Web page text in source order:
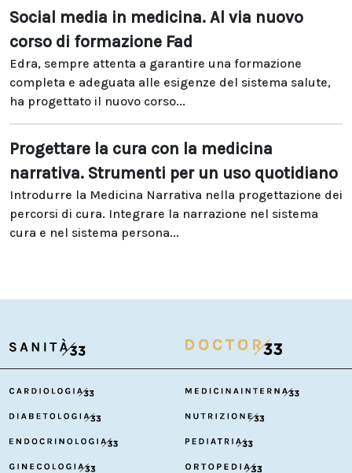
Social media in medicina. Al via nuovo
corso di formazione Fad
Edra, sempre attenta a garantire una formazione
completa e adeguata alle esigenze del sistema salute,
ha progettato il nuovo corso...
Progettare la cura con la medicina
narrativa. Strumenti per un uso quotidiano
Introdurre la Medicina Narrativa nella progettazione dei
percorsi di cura. Integrare la narrazione nel sistema
cura e nel sistema persona...